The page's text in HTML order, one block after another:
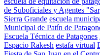
de Suboficiales y Agentes
Sierra Grande escuela
Municipal de Patín de
Escuela Técnica de Patagones
Espacio Rakesh estafa virtual